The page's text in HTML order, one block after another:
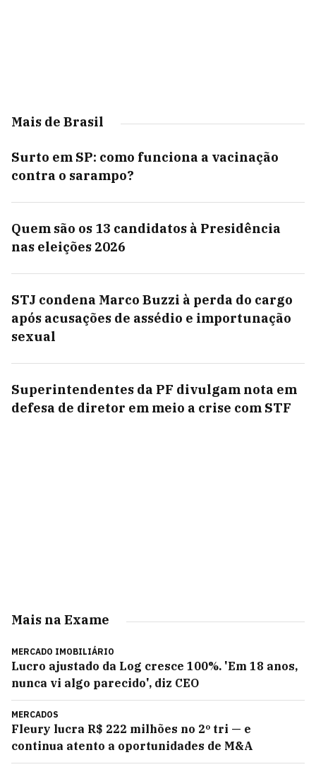
Mais de Brasil
Surto em SP: como funciona a vacinação
contra o sarampo?
Quem são os 13 candidatos à Presidência
nas eleições 2026
STJ condena Marco Buzzi à perda do cargo
após acusações de assédio e importunação
sexual
Superintendentes da PF divulgam nota em
defesa de diretor em meio a crise com STF
Mais na Exame
MERCADO IMOBILIÁRIO
Lucro ajustado da Log cresce 100%. 'Em 18 anos,
nunca vi algo parecido', diz CEO
MERCADOS
Fleury lucra R$ 222 milhões no 2º tri — e
continua atento a oportunidades de M&A